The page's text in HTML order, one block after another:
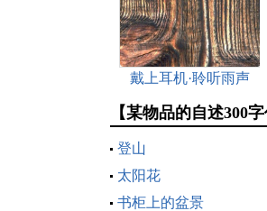
戴上耳机·聆听雨声
【某物品的自述300
登山
太阳花
书柜上的盆景